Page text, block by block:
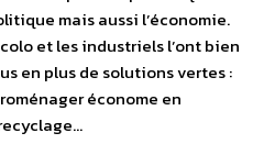
mais aussi l’économie.
et les industriels l’ont bien
en plus de solutions vertes :
économe en